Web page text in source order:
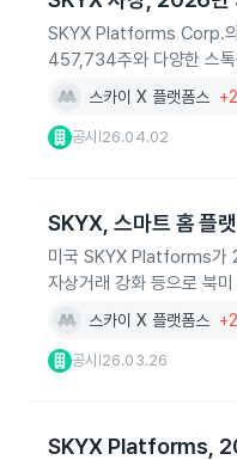
SKYX Platforms Corp.의
457,734주와 다양한 스톡
스카이 X 플랫폼스
공시 26.04.02
SKYX, 스마트 홈 플
미국 SKYX Platforms가
자상거래 강화 등으로 북
스카이 X 플랫폼스
공시 26.03.26
SKYX Platforms,